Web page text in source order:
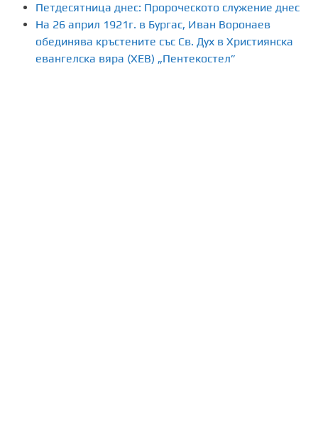
Петдесятница днес: Пророческото служение днес
На 26 април 1921г. в Бургас, Иван Воронаев
обединява кръстените със Св. Дух в Християнска
евангелска вяра (ХЕВ) „Пентекостел”